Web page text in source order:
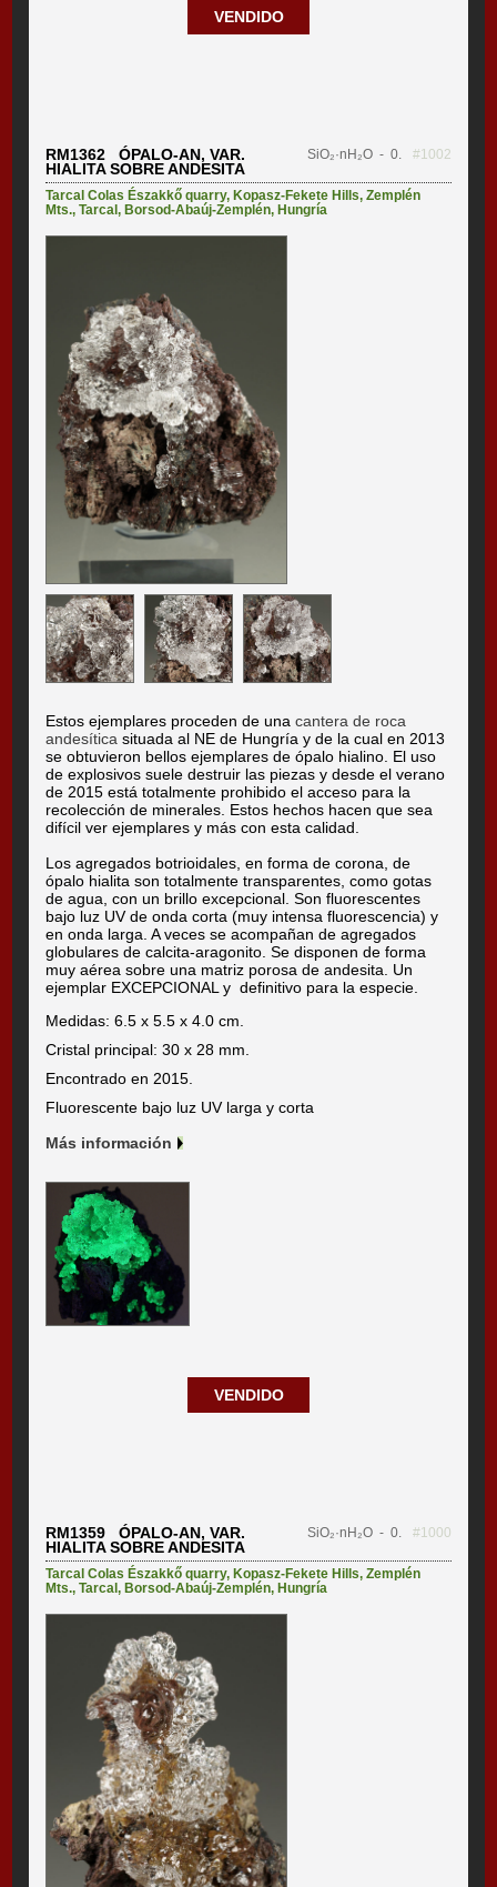
VENDIDO
RM1362 ÓPALO-AN, VAR.
HIALITA SOBRE ANDESITA
SiO₂·nH₂O- 0. #1002
Tarcal Colas Északkő quarry,Kopasz-Fekete Hills,Zemplén
Mts.,Tarcal,Borsod-Abaúj-Zemplén,Hungría
Estos ejemplares proceden de unacantera de roca
andesítica situada al NE de Hungría y de la cual en 2013
se obtuvieron bellos ejemplares de ópalo hialino. El uso
de explosivos suele destruir las piezas y desde el verano
de 2015 está totalmente prohibido el acceso para la
recolección de minerales. Estos hechos hacen que sea
difícil ver ejemplares y más con esta calidad.
Los agregados botrioidales, en forma de corona, de
ópalo hialita son totalmente transparentes, como gotas
de agua, con un brillo excepcional. Son fluorescentes
bajo luz UV de onda corta (muy intensa fluorescencia) y
en onda larga. A veces se acompañan de agregados
globulares de calcita-aragonito. Se disponen de forma
muy aérea sobre una matriz porosa de andesita. Un
ejemplar EXCEPCIONAL y definitivo para la especie.
Medidas: 6.5 x 5.5 x 4.0 cm.
Cristal principal: 30 x 28 mm.
Encontrado en 2015.
Fluorescente bajo luz UV larga y corta
Más información
VENDIDO
RM1359 ÓPALO-AN, VAR.
HIALITA SOBRE ANDESITA
SiO₂·nH₂O- 0. #1000
Tarcal Colas Északkő quarry,Kopasz-Fekete Hills,Zemplén
Mts.,Tarcal,Borsod-Abaúj-Zemplén,Hungría